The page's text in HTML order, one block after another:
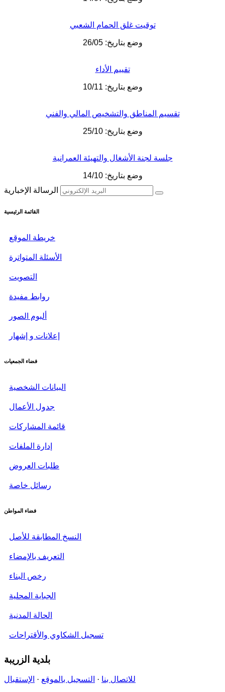
وضع بتاريخ: 14/07
توقيت غلق الحمام الشعبي
وضع بتاريخ: 26/05
تقييم الأداء
وضع بتاريخ: 10/11
تقسيم المناطق والتشخيص المالي والفني
وضع بتاريخ: 25/10
جلسة لجنة الأشغال والتهيئة العمرانية
وضع بتاريخ: 14/10
الرسالة الإخبارية
القائمة الرئيسية
خريطة الموقع
الأسئلة المتواترة
التصويت
روابط مفيدة
ألبوم الصور
إعلانات و إشهار
فضاء الجمعيات
البيانات الشخصية
جدول الأعمال
قائمة المشاركات
إدارة الملفات
طلبات العروض
رسائل خاصة
فضاء المواطن
النسخ المطابقة للأصل
التعريف بالإمضاء
رخص البناء
الجباية المحلية
الحالة المدنية
تسجيل الشكاوي والأقتراحات
بلدية الزريبة
للاتصال بنا · التسجيل بالموقع · الإستقبال